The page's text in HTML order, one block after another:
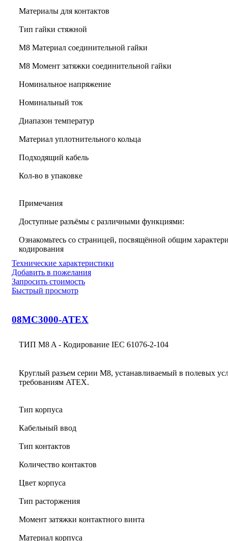
Материалы для контактов
Тип гайки стяжной
М8 Материал соединительной гайки
M8 Момент затяжки соединительной гайки
Номинальное напряжение
Номинальный ток
Диапазон температур
Материал уплотнительного кольца
Подходящий кабель
Кол-во в упаковке
Примечания
Доступные разъёмы с различными функциями:
Ознакомьтесь со страницей, посвящённой общим
кодирования
Технические характеристики
Добавить в пожелания
Запросить стоимость
Быстрый просмотр
08MC3000-ATEX
ТИП M8 A - Кодирование IEC 61076-2-104
Круглый разъем серии M8, устанавливаемый в полевых
требованиям ATEX.
Тип корпуса
Кабельный ввод
Тип контактов
Количество контактов
Цвет корпуса
Тип расторжения
Момент затяжки контактного винта
Материал корпуса